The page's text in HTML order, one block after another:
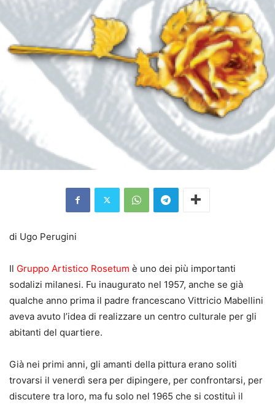
di Ugo Perugini
Il Gruppo Artistico Rosetum è uno dei più importanti
sodalizi milanesi. Fu inaugurato nel 1957, anche se già
qualche anno prima il padre francescano Vittricio Mabellini
aveva avuto l’idea di realizzare un centro culturale per gli
abitanti del quartiere.
Già nei primi anni, gli amanti della pittura erano soliti
trovarsi il venerdì sera per dipingere, per confrontarsi, per
discutere tra loro, ma fu solo nel 1965 che si costituì il